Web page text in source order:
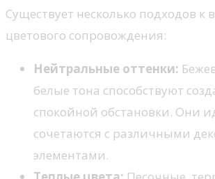
Существует несколько подходов к
цветового сопровождения:
Нейтральные оттенки:
белые тона способствуют
спокойной обстановки. Они
сочетаются с различными
элементами.